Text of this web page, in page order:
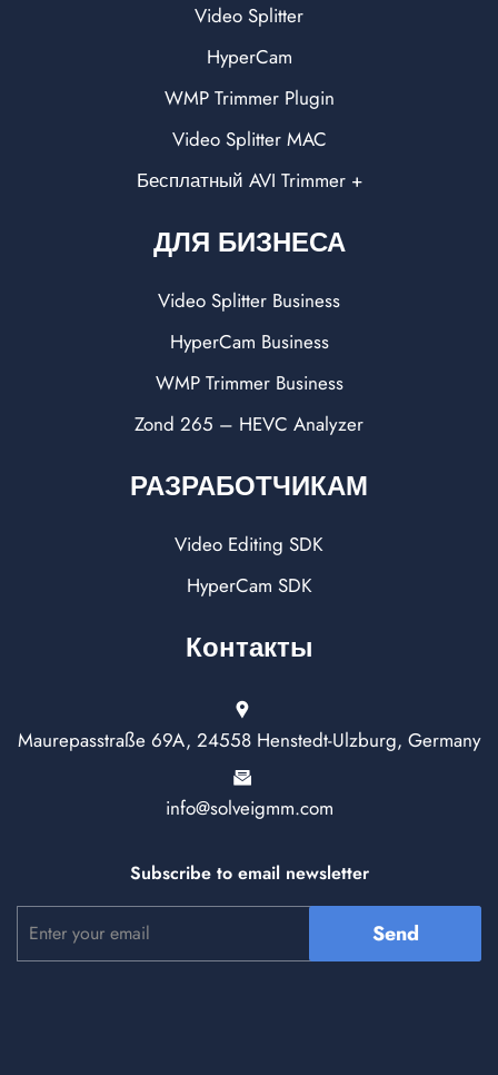
Video Splitter
HyperCam
WMP Trimmer Plugin
Video Splitter MAC
Бесплатный AVI Trimmer +
ДЛЯ БИЗНЕСА
Video Splitter Business
HyperCam Business
WMP Trimmer Business
Zond 265 – HEVC Analyzer
РАЗРАБОТЧИКАМ
Video Editing SDK
HyperCam SDK
Контакты
Maurepasstraße 69A, 24558 Henstedt-Ulzburg, Germany
info@solveigmm.com
Subscribe to email newsletter
Send